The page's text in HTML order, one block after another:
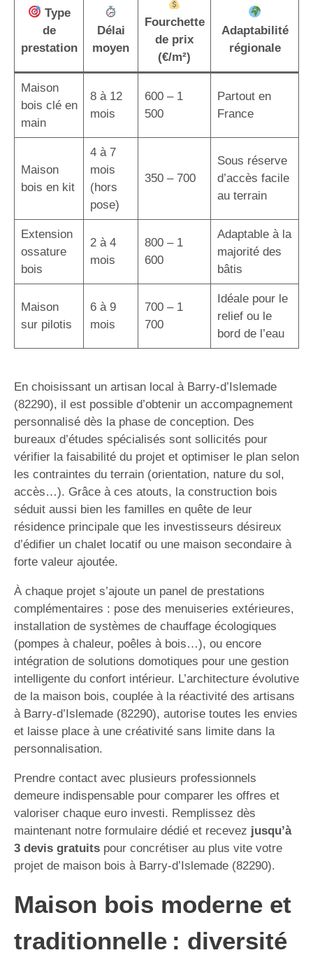
Type
de
prestation
Délai
moyen
Fourchette
de prix
(€/m²)
Adaptabilité
régionale
Maison
bois clé en
main
8 à 12
mois
600 – 1
500
Partout en
France
Maison
bois en kit
4 à 7
mois
(hors
pose)
350 – 700
Sous réserve
d’accès facile
au terrain
Extension
ossature
bois
2 à 4
mois
800 – 1
600
Adaptable à la
majorité des
bâtis
Maison
sur pilotis
6 à 9
mois
700 – 1
700
Idéale pour le
relief ou le
bord de l’eau
En choisissant un artisan local à Barry-d’Islemade
(82290), il est possible d’obtenir un accompagnement
personnalisé dès la phase de conception. Des
bureaux d’études spécialisés sont sollicités pour
vérifier la faisabilité du projet et optimiser le plan selon
les contraintes du terrain (orientation, nature du sol,
accès…). Grâce à ces atouts, la construction bois
séduit aussi bien les familles en quête de leur
résidence principale que les investisseurs désireux
d’édifier un chalet locatif ou une maison secondaire à
forte valeur ajoutée.
À chaque projet s’ajoute un panel de prestations
complémentaires : pose des menuiseries extérieures,
installation de systèmes de chauffage écologiques
(pompes à chaleur, poêles à bois…), ou encore
intégration de solutions domotiques pour une gestion
intelligente du confort intérieur. L’architecture évolutive
de la maison bois, couplée à la réactivité des artisans
à Barry-d’Islemade (82290), autorise toutes les envies
et laisse place à une créativité sans limite dans la
personnalisation.
Prendre contact avec plusieurs professionnels
demeure indispensable pour comparer les offres et
valoriser chaque euro investi. Remplissez dès
maintenant notre formulaire dédié et recevez jusqu’à
3 devis gratuits pour concrétiser au plus vite votre
projet de maison bois à Barry-d’Islemade (82290).
Maison bois moderne et
traditionnelle : diversité